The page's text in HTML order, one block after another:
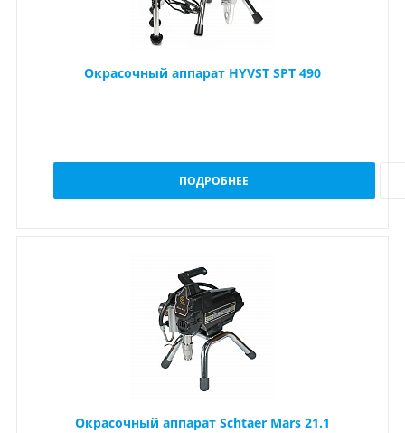
Окрасочный аппарат HYVST SPT 490
ПОДРОБНЕЕ
Окрасочный аппарат Schtaer Mars 21.1